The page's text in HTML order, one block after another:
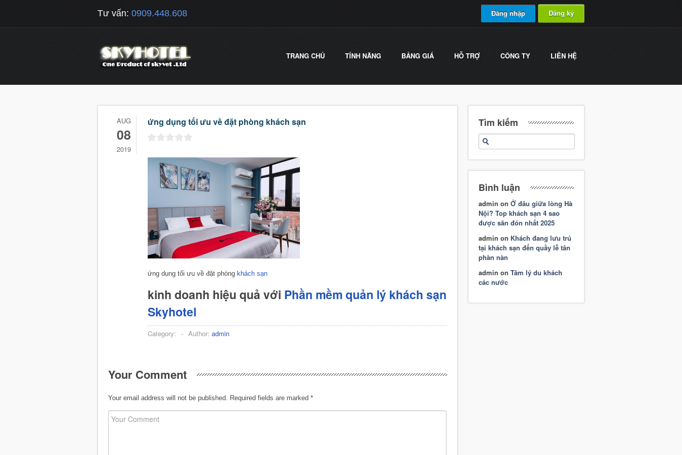
Tư vấn: 0909.448.608 Đăng nhập Đăng ký
TRANG CHỦ TÍNH NĂNG BẢNG GIÁ HỖ TRỢ CÔNG TY LIÊN HỆ
AUG
08
2019
ứng dụng tối ưu về đặt phòng khách sạn
ứng dụng tối ưu về đặt phòng khách sạn
kinh doanh hiệu quả với Phần mềm quản lý khách sạn
Skyhotel
Category: - Author: admin
Your Comment
Your email address will not be published. Required fields are marked *
Tìm kiếm
Bình luận
admin on Ở đâu giữa lòng Hà
Nội? Top khách sạn 4 sao
được săn đón nhất 2025
admin on Khách đang lưu trú
tại khách sạn đến quầy lễ tân
phàn nàn
admin on Tâm lý du khách
các nước